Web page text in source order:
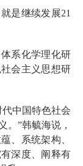
是继续发展21
系化学理化研
会主义思想研
中国特色社会
。”韩毓海说，
、系统架构、
深度、阐释有